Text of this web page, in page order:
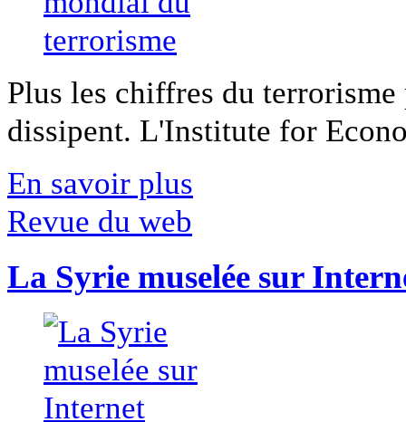
Plus les chiffres du
dissipent. L'Institute for
En savoir plus
Revue du web
La Syrie muselée sur